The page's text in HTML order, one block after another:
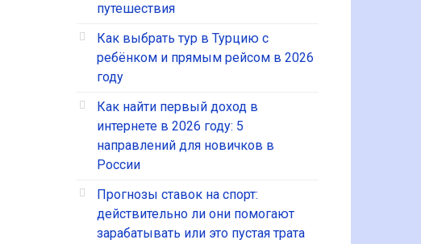
путешествия
Как выбрать тур в Турцию с
ребёнком и прямым рейсом в 2026
году
Как найти первый доход в
интернете в 2026 году: 5
направлений для новичков в
России
Прогнозы ставок на спорт:
действительно ли они помогают
зарабатывать или это пустая трата